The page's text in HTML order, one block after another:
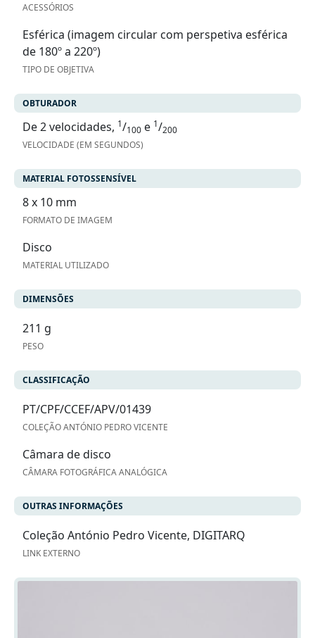
ACESSÓRIOS
Esférica (imagem circular com perspetiva esférica
de 180º a 220º)
TIPO DE OBJETIVA
OBTURADOR
De 2 velocidades, 1/100 e 1/200
VELOCIDADE (EM SEGUNDOS)
MATERIAL FOTOSSENSÍVEL
8 x 10 mm
FORMATO DE IMAGEM
Disco
MATERIAL UTILIZADO
DIMENSÕES
211 g
PESO
CLASSIFICAÇÃO
PT/CPF/CCEF/APV/01439
COLEÇÃO ANTÓNIO PEDRO VICENTE
Câmara de disco
CÂMARA FOTOGRÁFICA ANALÓGICA
OUTRAS INFORMAÇÕES
Coleção António Pedro Vicente, DIGITARQ
LINK EXTERNO